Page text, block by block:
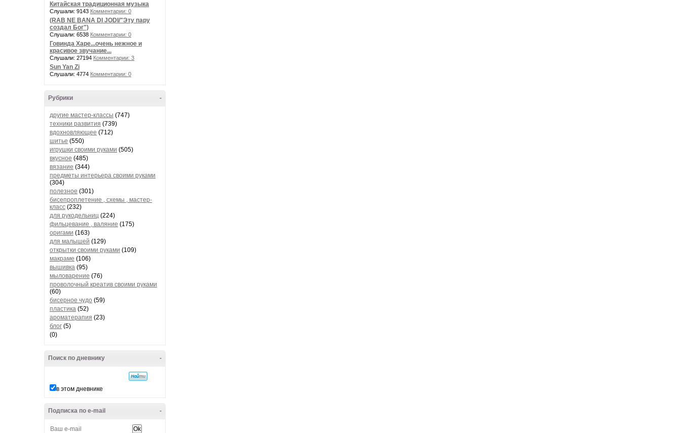
Китайская традиционная музыка
Слушали: 9143 Комментарии: 0
(RAB NE BANA DI JODI/"Эту пару
создал Бог")
Слушали: 6538 Комментарии: 0
Говинда Харе...очень нежное и
красивое звучание...
Слушали: 27194 Комментарии: 3
Sun Yan Zi
Слушали: 4774 Комментарии: 0
-
Рубрики
другие мастер-классы (747)
техники развития (739)
вдохновляющее (712)
шитье (550)
игрушки своими руками (505)
вкусное (485)
вязание (344)
предметы интерьера своими руками
(304)
полезное (301)
бисепроплетение , схемы , мастер-
класс (232)
для рукодельниц (224)
фильцевание , валяние (175)
оригами (163)
для малышей (129)
открытки своими руками (109)
макраме (106)
вышивка (95)
мыловарение (76)
проволочный креатив своими руками
(60)
бисерное чудо (59)
пластика (52)
ароматерапия (23)
блог (5)
(0)
-
Поиск по дневнику
в этом дневнике
-
Подписка по e-mail